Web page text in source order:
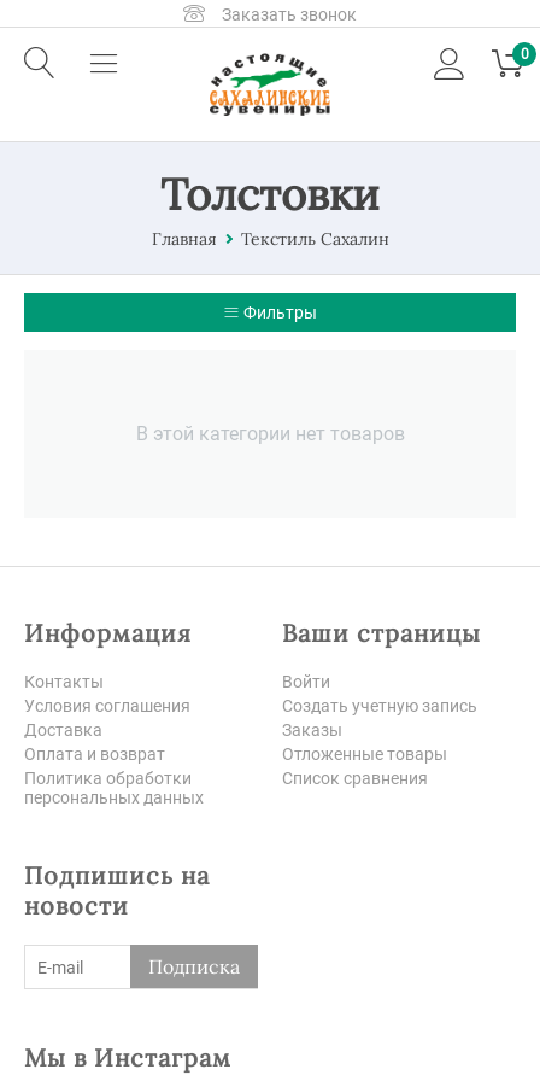
Заказать звонок
0
Толстовки
Главная Текстиль Сахалин
Фильтры
В этой категории нет товаров
Информация
Контакты
Условия соглашения
Доставка
Оплата и возврат
Политика обработки
персональных данных
Ваши страницы
Войти
Создать учетную запись
Заказы
Отложенные товары
Список сравнения
Подпишись на
новости
Подписка
Мы в Инстаграм